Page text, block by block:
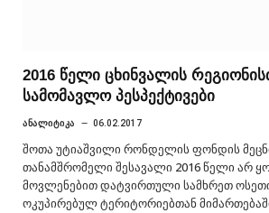
2016 წელი ცხინვალის
სამომავლო პესპექტივები
ᲐᲜᲐᲚᲘᲢᲘᲙᲐ 06.02.2017
შოთა უტიაშვილი რონდელის ფონდის
თანამშრომელი შესავალი 2016 წელი არ
მოვლენებით დატვირთული სამხრეთ
ოკუპირებულ ტერიტორიებთან